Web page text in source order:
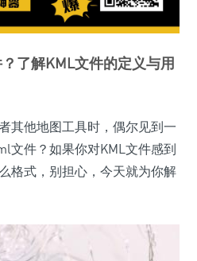
了解KML文件的定义与用
其他地图工具时，偶尔见到一
文件？如果你对KML文件感到
格式，别担心，今天就为你解